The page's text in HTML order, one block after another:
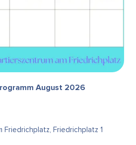
August 2026
Friedrichplatz, Friedrichplatz 1